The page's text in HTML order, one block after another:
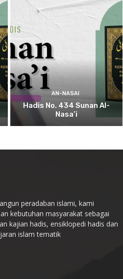
AN-NASAI
Hadis No. 434 Sunan Al-
Nasa’i
peradaban islami, kami
kebutuhan masyarakat sebagai
kajian hadis, ensiklopedi hadis dan
islam tematik